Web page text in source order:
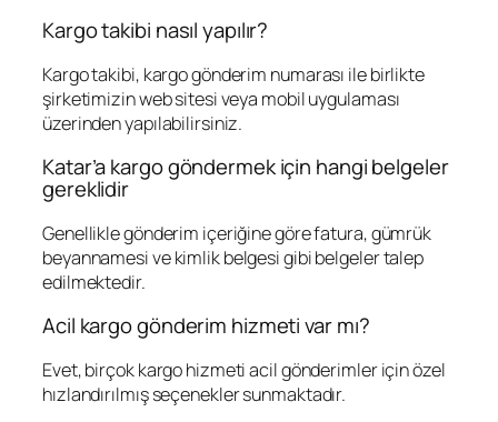
Kargo takibi nasıl yapılır?
Kargo takibi, kargo gönderim numarası ile birlikte
şirketimizin web sitesi veya mobil uygulaması
üzerinden yapılabilirsiniz.
Katar’a kargo göndermek için hangi belgeler
gereklidir
Genellikle gönderim içeriğine göre fatura, gümrük
beyannamesi ve kimlik belgesi gibi belgeler talep
edilmektedir.
Acil kargo gönderim hizmeti var mı?
Evet, birçok kargo hizmeti acil gönderimler için özel
hızlandırılmış seçenekler sunmaktadır.